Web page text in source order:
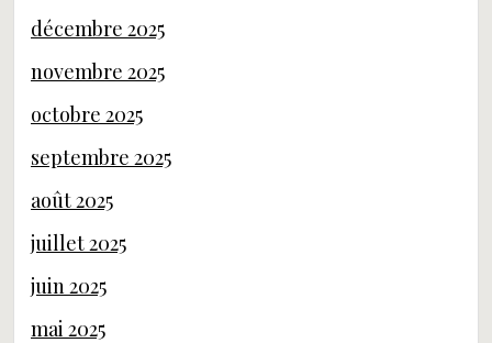
décembre 2025
novembre 2025
octobre 2025
septembre 2025
août 2025
juillet 2025
juin 2025
mai 2025